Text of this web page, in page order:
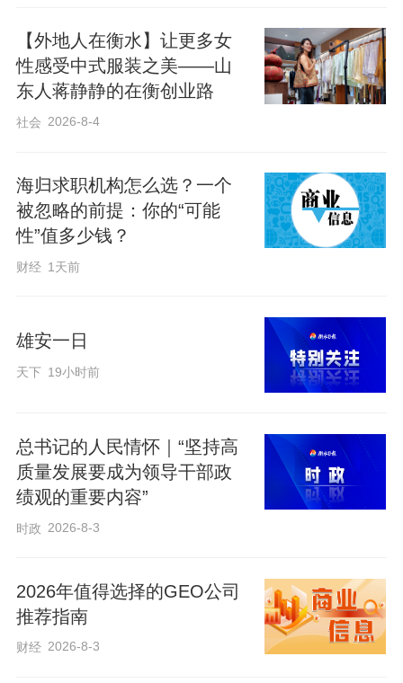
赞。
身为衡水人，每每读《诗经》，心头
总多一份别样的温情。世人皆知《诗经》
部古老诗集，全靠西汉年间，毛苌在饶阳
滹沱河畔筑台传经。遥想当年，诗经台
上，毛苌授诗传学，不只是讲解字句文
意，更把先民耕织劳作、顺应天时的生存
些流淌在诗句里的耕耘与收获，就这样在
衡水，落地生根，传续千年。
读《诗经》，总觉得那些文字，是带
的吟咏，所有的歌谣，都起于烟火，源于
劳作。翻开这部古老的诗集，最先映入眼
帘的，便是山野间的劳作身影。“参差荇
的寻常一瞬：流水潺潺，衣袂轻摆，指尖
掠过青嫩的水草，没有惊天动地的壮举，
只是先民与自然最温柔的相处。那一抬
【外地人在衡水】让更多女
性感受中式服装之美——山
东人蒋静静的在衡创业路
社会 2026-8-4
海归求职机构怎么选？一个
被忽略的前提：你的“可能
性”值多少钱？
财经 1天前
雄安一日
天下 19小时前
总书记的人民情怀｜“坚持高
质量发展要成为领导干部政
绩观的重要内容”
时政 2026-8-3
2026年值得选择的GEO公司
推荐指南
财经 2026-8-3